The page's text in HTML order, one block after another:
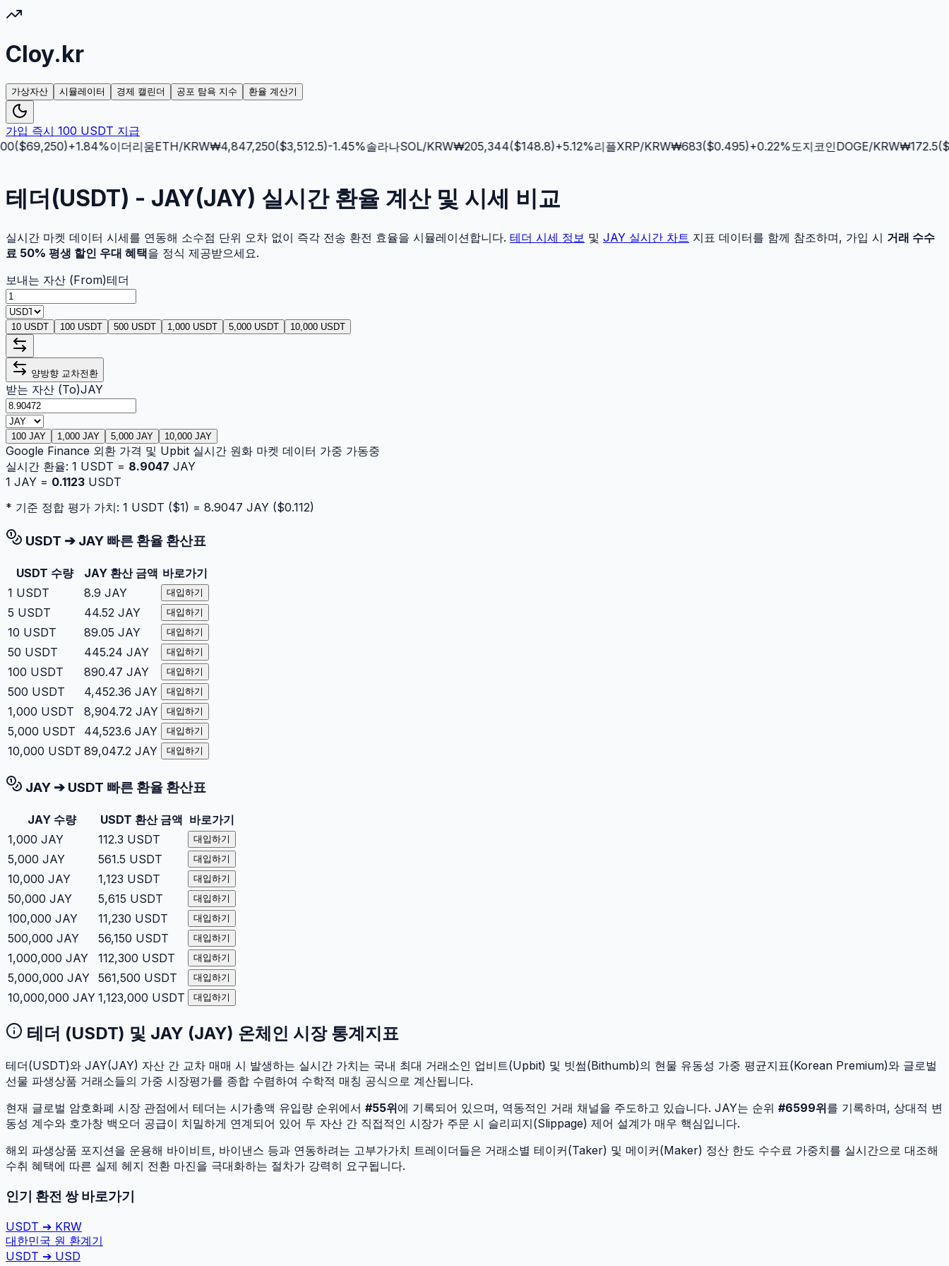
Cloy.kr
가상자산 시뮬레이터 경제 캘린더 공포 탐욕 지수 환율 계산기
가입 즉시 100 USDT 지급
($69,250)+1.84%이더리움ETH/KRW₩4,847,250($3,512.5)-1.45%솔라나SOL/KRW₩205,344($148.8)+5.12%리플XRP/KRW₩683($0.495)+0.22%도지코인DOGE/KRW₩172.5($
테더(USDT) - JAY(JAY) 실시간 환율 계산 및 시세 비교
실시간 마켓 데이터 시세를 연동해 소수점 단위 오차 없이 즉각 전송 환전 효율을 시뮬레이션합니다. 테더 시세 정보 및 JAY 실시간 차트 지표 데이터를 함께 참조하며, 가입 시 거래 수수
료 50% 평생 할인 우대 혜택을 정식 제공받으세요.
보내는 자산 (From)테더
10 USDT 100 USDT 500 USDT 1,000 USDT 5,000 USDT 10,000 USDT
양방향 교차전환
받는 자산 (To)JAY
100 JAY 1,000 JAY 5,000 JAY 10,000 JAY
Google Finance 외환 가격 및 Upbit 실시간 원화 마켓 데이터 가중 가동중
실시간 환율: 1 USDT = 8.9047 JAY
1 JAY = 0.1123 USDT
* 기준 정합 평가 가치: 1 USDT ($1) = 8.9047 JAY ($0.112)
USDT ➔ JAY 빠른 환율 환산표
USDT 수량 JAY 환산 금액 바로가기
1 USDT 8.9 JAY 대입하기
5 USDT 44.52 JAY 대입하기
10 USDT 89.05 JAY 대입하기
50 USDT 445.24 JAY 대입하기
100 USDT 890.47 JAY 대입하기
500 USDT 4,452.36 JAY 대입하기
1,000 USDT 8,904.72 JAY 대입하기
5,000 USDT 44,523.6 JAY 대입하기
10,000 USDT 89,047.2 JAY 대입하기
JAY ➔ USDT 빠른 환율 환산표
JAY수량 USDT 환산 금액 바로가기
1,000 JAY 112.3 USDT 대입하기
5,000 JAY 561.5 USDT 대입하기
10,000 JAY 1,123 USDT 대입하기
50,000 JAY 5,615 USDT 대입하기
100,000 JAY 11,230 USDT 대입하기
500,000 JAY 56,150 USDT 대입하기
1,000,000 JAY 112,300 USDT 대입하기
5,000,000 JAY 561,500 USDT 대입하기
10,000,000 JAY 1,123,000 USDT 대입하기
테더 (USDT) 및 JAY (JAY) 온체인 시장 통계지표
테더(USDT)와 JAY(JAY) 자산 간 교차 매매 시 발생하는 실시간 가치는 국내 최대 거래소인 업비트(Upbit) 및 빗썸(Bithumb)의 현물 유동성 가중 평균지표(Korean Premium)와 글로벌
선물 파생상품 거래소들의 가중 시장평가를 종합 수렴하여 수학적 매칭 공식으로 계산됩니다.
현재 글로벌 암호화폐 시장 관점에서 테더는 시가총액 유입량 순위에서 #55위에 기록되어 있으며, 역동적인 거래 채널을 주도하고 있습니다. JAY는 순위 #6599위를 기록하며, 상대적 변
동성 계수와 호가창 백오더 공급이 치밀하게 연계되어 있어 두 자산 간 직접적인 시장가 주문 시 슬리피지(Slippage) 제어 설계가 매우 핵심입니다.
해외 파생상품 포지션을 운용해 바이비트, 바이낸스 등과 연동하려는 고부가가치 트레이더들은 거래소별 테이커(Taker) 및 메이커(Maker) 정산 한도 수수료 가중치를 실시간으로 대조해
수취 혜택에 따른 실제 헤지 전환 마진을 극대화하는 절차가 강력히 요구됩니다.
인기 환전 쌍 바로가기
USDT ➔ KRW
대한민국 원 환계기
USDT ➔ USD